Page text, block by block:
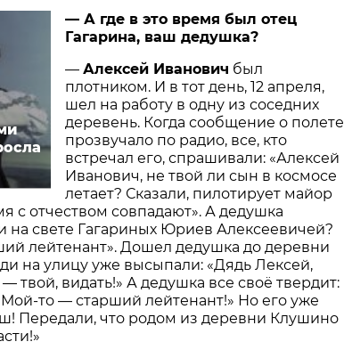
— А где в это время был отец
Гагарина, ваш дедушка?
— Алексей Иванович был
плотником. И в тот день, 12 апреля,
шел на работу в одну из соседних
деревень. Когда сообщение о полете
прозвучало по радио, все, кто
встречал его, спрашивали: «Алексей
Иванович, не твой ли сын в космосе
летает? Сказали, пилотирует майор
с отчеством совпадают». А дедушка
на свете Гагариных Юриев Алексеевичей?
лейтенант». Дошел дедушка до деревни
на улицу уже высыпали: «Дядь Лексей,
твой, видать!» А дедушка все своё твердит:
то — старший лейтенант!» Но его уже
Передали, что родом из деревни Клушино